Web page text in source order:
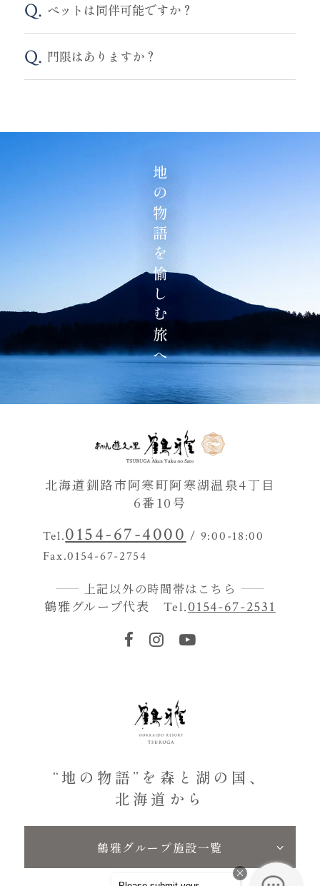
ペットは同伴可能ですか？
門限はありますか？
地の物語を愉しむ旅へ
北海道釧路市阿寒町阿寒湖温泉4丁目
6番10号
Tel.0154-67-4000 / 9:00-18:00
Fax.0154-67-2754
上記以外の時間帯はこちら
鶴雅グループ代表 Tel.0154-67-2531
“地の物語”を森と湖の国、
北海道から
鶴雅グループ施設一覧